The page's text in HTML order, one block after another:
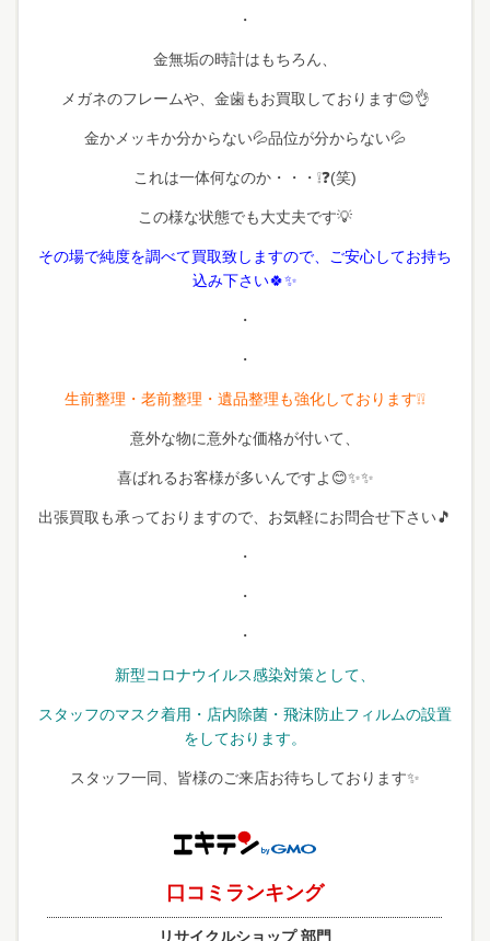
・
金無垢の時計はもちろん、
メガネのフレームや、金歯もお買取しております😊👌
金かメッキか分からない💦品位が分からない💦
これは一体何なのか・・・❕❓(笑)
この様な状態でも大丈夫です💡
その場で純度を調べて買取致しますので、ご安心してお持ち
込み下さい🍀✨
・
・
生前整理・老前整理・遺品整理も強化しております❕❕
意外な物に意外な価格が付いて、
喜ばれるお客様が多いんですよ😊✨✨
出張買取も承っておりますので、お気軽にお問合せ下さい🎵
・
・
・
新型コロナウイルス感染対策として、
スタッフのマスク着用・店内除菌・飛沫防止フィルムの設置
をしております。
スタッフ一同、皆様のご来店お待ちしております✨